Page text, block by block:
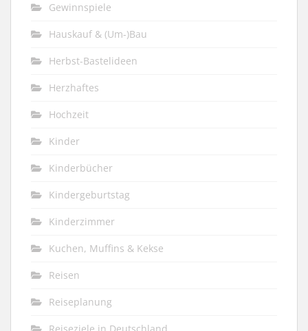
Gewinnspiele
Hauskauf & (Um-)Bau
Herbst-Bastelideen
Herzhaftes
Hochzeit
Kinder
Kinderbücher
Kindergeburtstag
Kinderzimmer
Kuchen, Muffins & Kekse
Reisen
Reiseplanung